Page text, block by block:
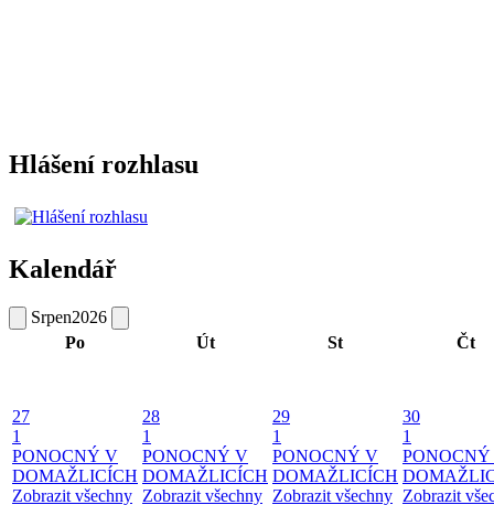
Hlášení rozhlasu
Kalendář
Srpen2026
Po
Út St Čt
27
1
PONOCNÝ V
DOMAŽLICÍCH
Zobrazit všechny
28
1
PONOCNÝ V
DOMAŽLICÍCH
Zobrazit všechny
29
1
PONOCNÝ V
DOMAŽLICÍCH
Zobrazit všechny
30
1
Zobrazit